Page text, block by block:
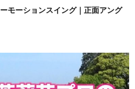
モーションスイング｜正面アング